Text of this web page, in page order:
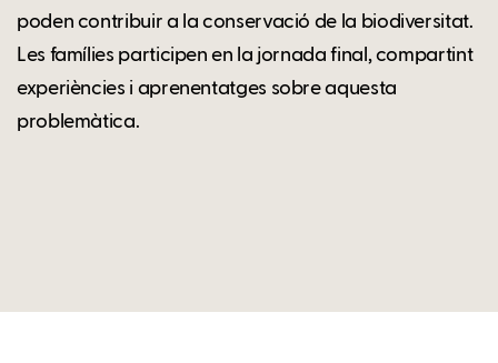
poden contribuir a la conservació de la biodiversitat.
Les famílies participen en la jornada final, compartint
experiències i aprenentatges sobre aquesta
problemàtica.